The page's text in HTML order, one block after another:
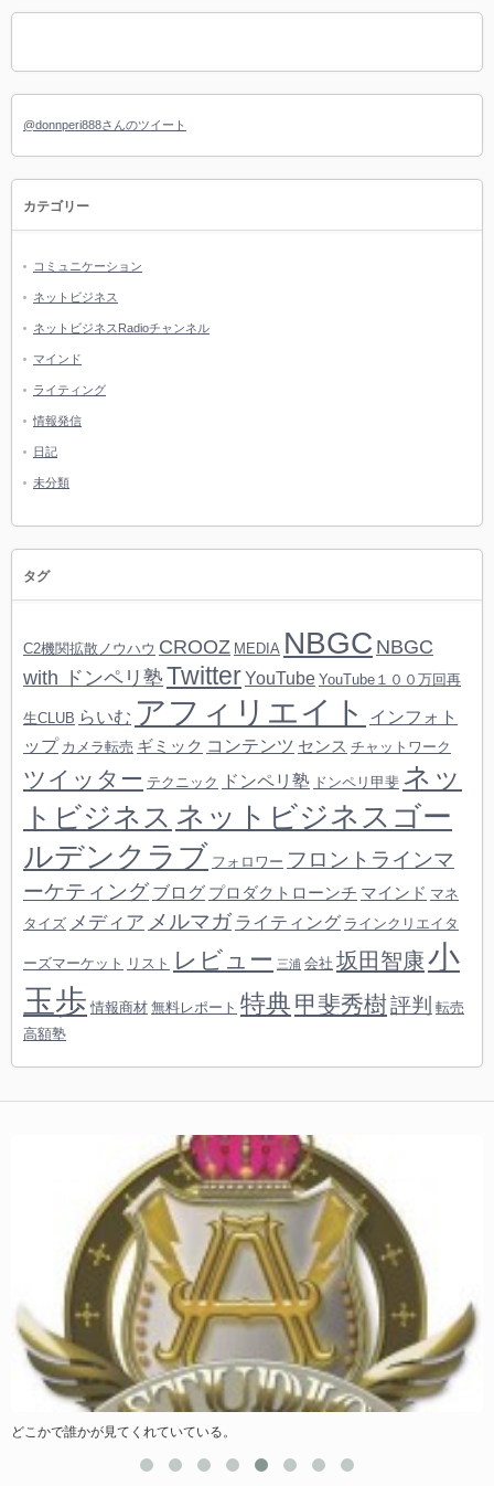
@donnperi888さんのツイート
カテゴリー
コミュニケーション
ネットビジネス
ネットビジネスRadioチャンネル
マインド
ライティング
情報発信
日記
未分類
タグ
C2機関拡散ノウハウ CROOZ MEDIA NBGC NBGC
with ドンペリ塾 TwitterYouTube YouTube１００万回再
生CLUB らいむ アフィリエイト
インフォト
ップ カメラ転売 ギミック コンテンツ センス チャットワーク
ツイッター テクニック ドンペリ塾 ドンペリ甲斐 ネッ
トビジネス ネットビジネスゴー
ルデンクラブ フォロワー フロントラインマ
ーケティング ブログ プロダクトローンチ マインド マネ
タイズ メディア メルマガ ライティング ラインクリエイタ
ーズマーケット リスト レビュー 三浦 会社 坂田智康小
玉歩 情報商材 無料レポート 特典 甲斐秀樹評判 転売
高額塾
どこかで誰かが見てくれていている。